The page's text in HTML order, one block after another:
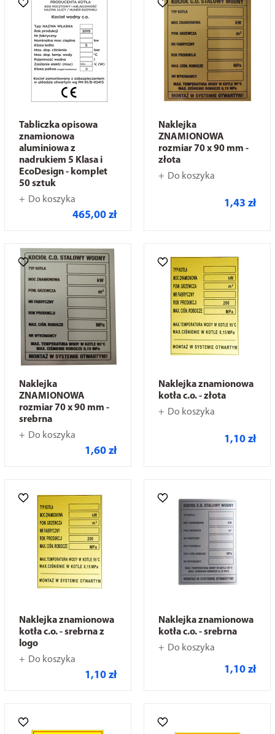
Tabliczka opisowa
znamionowa
aluminiowa z
nadrukiem 5 Klasa i
EcoDesign - komplet
50 sztuk
Do koszyka
465,00 zł
Naklejka
ZNAMIONOWA
rozmiar 70 x 90 mm -
złota
Do koszyka
1,43 zł
Naklejka
ZNAMIONOWA
rozmiar 70 x 90 mm -
srebrna
Do koszyka
1,60 zł
Naklejka znamionowa
kotła c.o. - złota
Do koszyka
1,10 zł
Naklejka znamionowa
kotła c.o. - srebrna z
logo
Do koszyka
1,10 zł
Naklejka znamionowa
kotła c.o. - srebrna
Do koszyka
1,10 zł